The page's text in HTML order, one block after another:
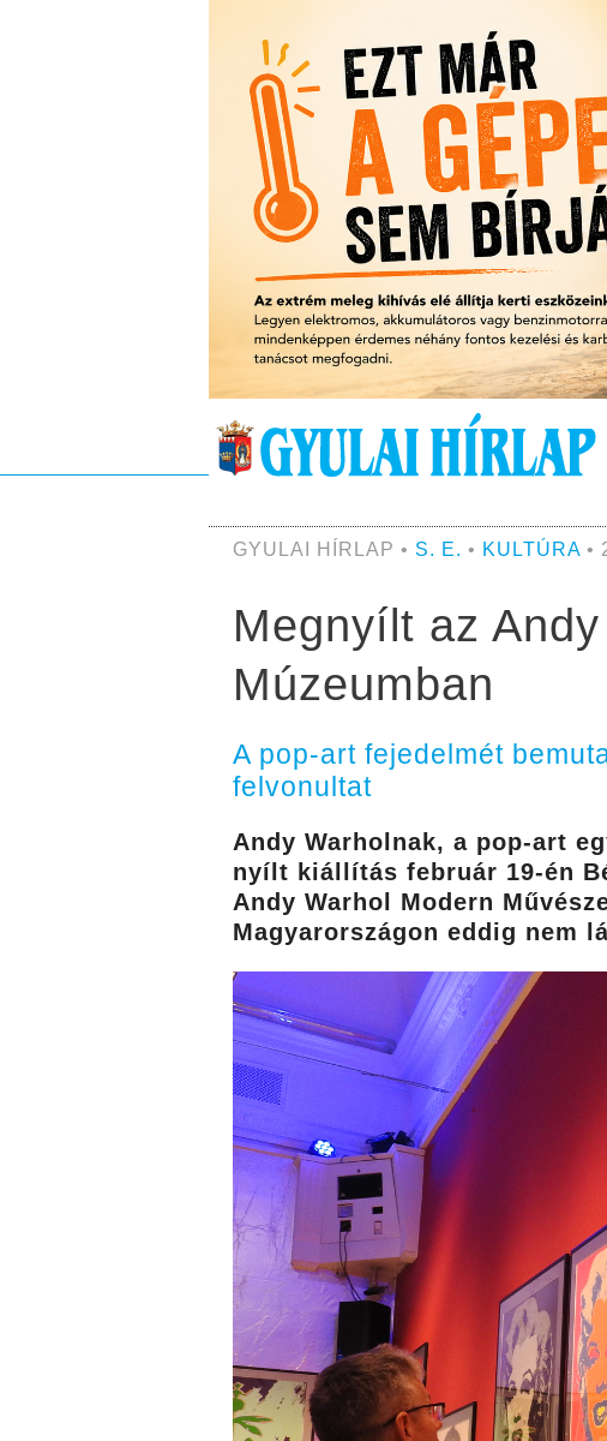
GYULAI HÍRLAP • S. E. • KULTÚRA•
Megnyílt az
Múzeumban
A pop-art fejedelmét
felvonultat
Andy Warholnak, a pop-art
nyílt kiállítás február 19-én
Andy Warhol Modern
Magyarországon eddig nem